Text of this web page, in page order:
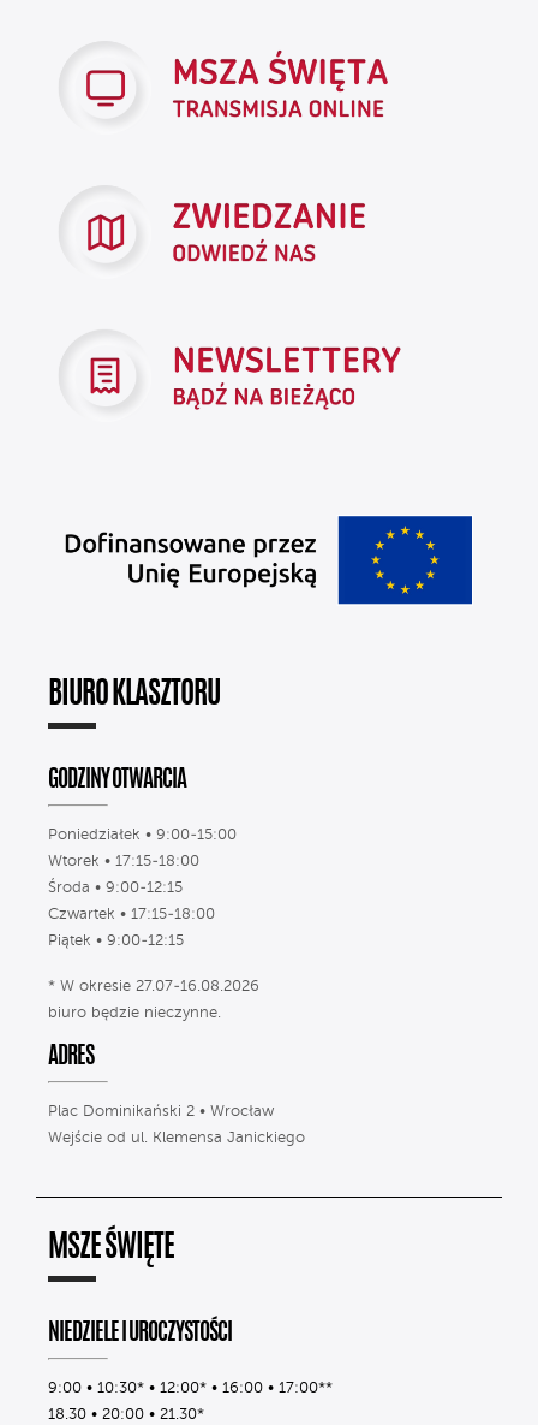
BIURO KLASZTORU
GODZINY OTWARCIA
Poniedziałek • 9:00-15:00
Wtorek • 17:15-18:00
Środa • 9:00-12:15
Czwartek • 17:15-18:00
Piątek • 9:00-12:15
* W okresie 27.07-16.08.2026
biuro będzie nieczynne.
ADRES
Plac Dominikański 2 • Wrocław
Wejście od ul. Klemensa Janickiego
MSZE ŚWIĘTE
NIEDZIELE I UROCZYSTOŚCI
9:00 • 10:30* • 12:00* • 16:00 • 17:00**
18.30 • 20:00 • 21.30*